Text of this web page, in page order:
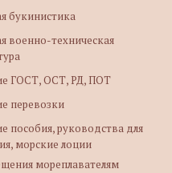
букинистика
военно-техническая
ГОСТ, ОСТ, РД, ПОТ
перевозки
пособия, руководства для
морские лоции
мореплавателям